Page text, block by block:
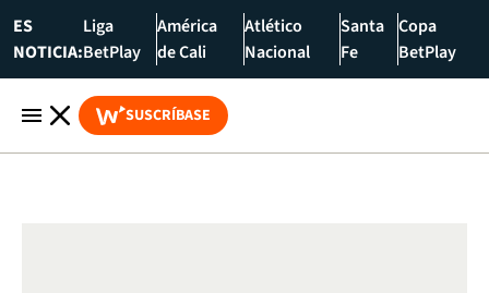
ES
NOTICIA:
Liga
BetPlay
América
de Cali
Atlético
Nacional
Santa
Fe
Copa
BetPlay
SUSCRÍBASE